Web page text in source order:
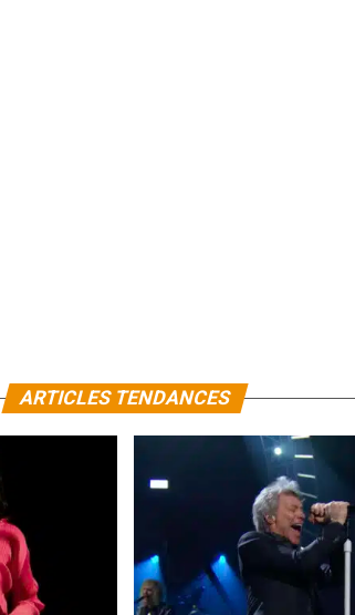
ARTICLES TENDANCES